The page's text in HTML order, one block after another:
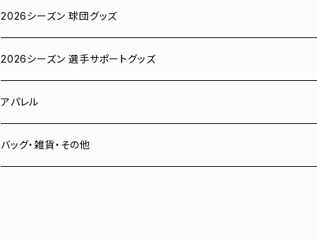
2026シーズン 球団グッズ
ユニフォーム
Tシャツ
スウェット
2026シーズン 選手サポートグッズ
# 00 蓮
# 0 岡田竜汰
アパレル
スウェット・パーカー
バッグ・雑貨・その他